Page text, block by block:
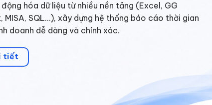
hóa dữ liệu từ nhiều nền tảng (Excel, GG
SQL…), xây dựng hệ thống báo cáo thời gian
doanh dễ dàng và chính xác.
tiết